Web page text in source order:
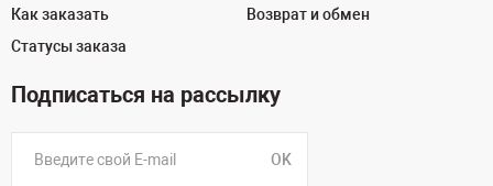
Как заказать
Статусы заказа
Возврат и обмен
Подписаться на рассылку
OK